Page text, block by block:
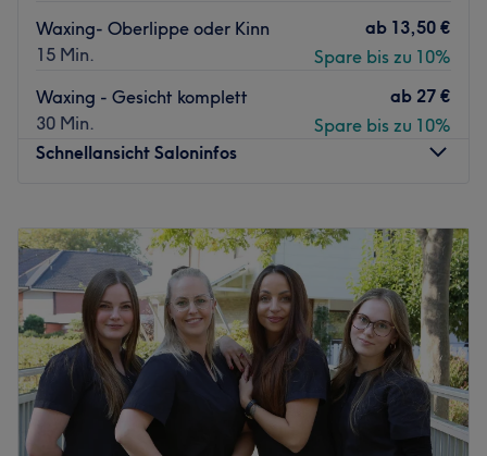
Waxing- Oberlippe oder Kinn
15 Min.
ab 13,50 €
Spare bis zu 10%
Waxing - Gesicht komplett
30 Min.
ab 27 €
Spare bis zu 10%
Schnellansicht Saloninfos
Dienstag
09:00–18:00
Mittwoch
09:00–18:00
Donnerstag
09:00–18:00
Freitag
09:00–18:00
Samstag
09:00–16:00
Sonntag
Geschlossen
Du bist auf der Suche nach einem wahren Beautyerlebnis
mit Wow-Effekt? Kein Problem! Bei Beauty and the Book in